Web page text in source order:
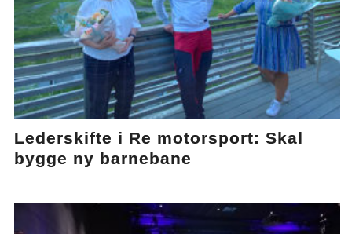
Lederskifte i Re motorsport: Skal
bygge ny barnebane